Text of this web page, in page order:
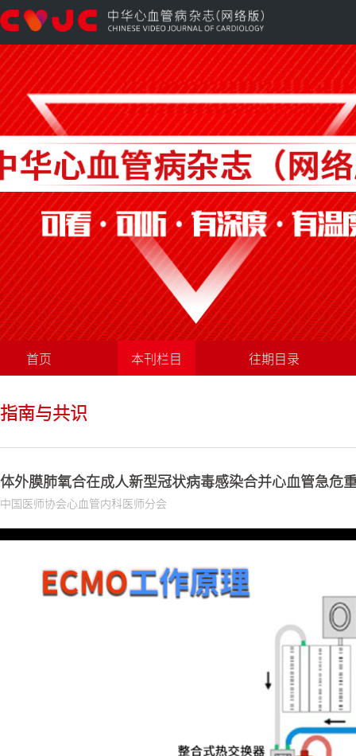
首页 本刊栏目 往期目录
指南与共识
体外膜肺氧合在成人新型冠状病毒感染合并心血管急危
中国医师协会心血管内科医师分会